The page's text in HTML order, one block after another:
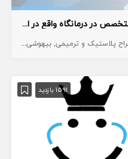
استخدام پزشکان فوق تخصص و متخصص در درمانگاه واقع در اسلامشهر
پلاستیک و ترمیمی بیهوشی و درد
1591 بازدید